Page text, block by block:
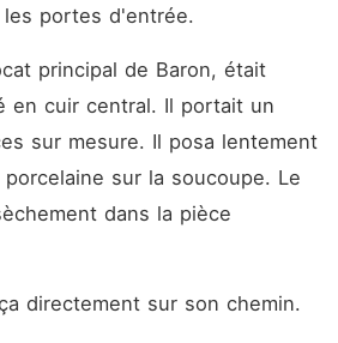
portes d'entrée.
principal de Baron, était
en cuir central. Il portait un
sur mesure. Il posa lentement
sur la soucoupe. Le
dans la pièce
directement sur son chemin.